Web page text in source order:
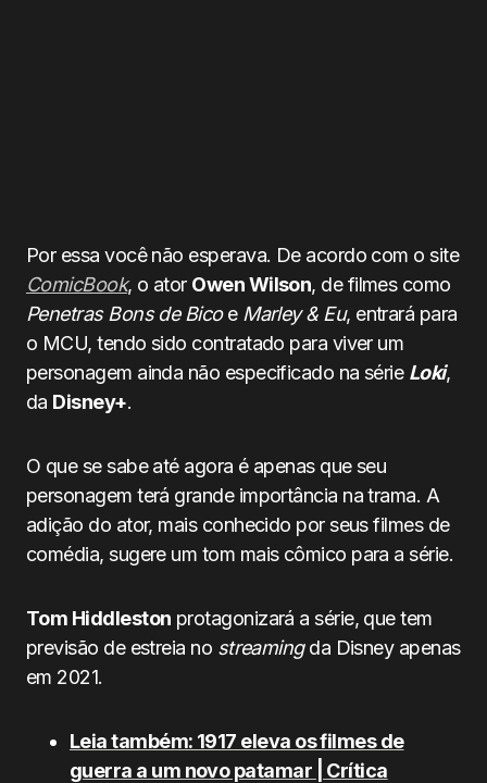
Por essa você não esperava. De acordo com o site
ComicBook, o ator Owen Wilson, de filmes como
Penetras Bons de Bicoe Marley & Eu, entrará para
o MCU, tendo sido contratado para viver um
personagem ainda não especificado na série Loki,
da Disney+.
O que se sabe até agora é apenas que seu
personagem terá grande importância na trama. A
adição do ator, mais conhecido por seus filmes de
comédia, sugere um tom mais cômico para a série.
Tom Hiddleston protagonizará a série, que tem
previsão de estreia no streamingda Disney apenas
em 2021.
Leia também: 1917 eleva os filmes de
guerra a um novo patamar | Crítica